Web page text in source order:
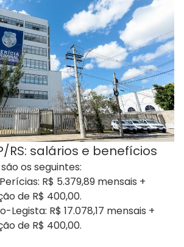
RS: salários e benefícios
os seguintes:
R$ 5.379,89 mensais +
de R$ 400,00.
Legista: R$ 17.078,17 mensais +
de R$ 400,00.